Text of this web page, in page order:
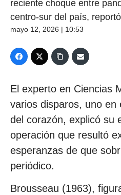
reciente choque entre
centro-sur del país,
mayo 12, 2026 | 10:53
El experto en Ciencias
varios disparos, uno
del corazón, explicó su
operación que resultó
esperanzas de que
periódico.
Brousseau (1963),